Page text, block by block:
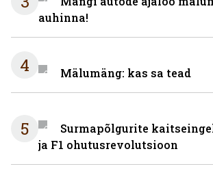
auhinna!
4 Mälumäng: kas sa tead
5
Surmapõlgurite
ja F1 ohutusrevolutsioon